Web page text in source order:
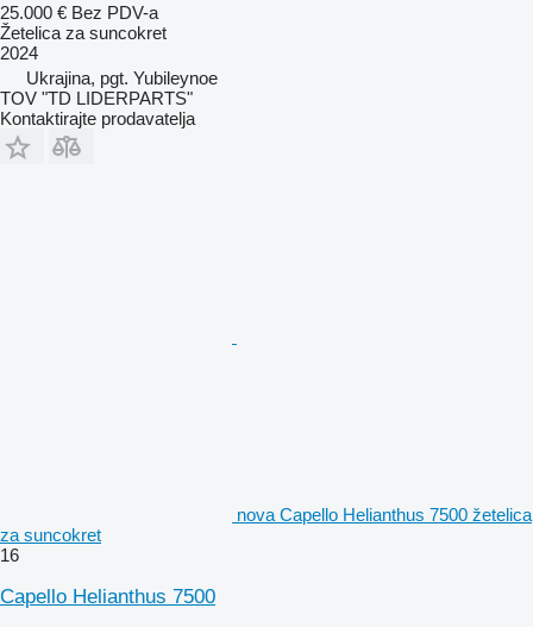
25.000 € Bez PDV-a
Žetelica za suncokret
2024
Ukrajina, pgt. Yubileynoe
TOV "TD LIDERPARTS"
Kontaktirajte prodavatelja
nova Capello Helianthus 7500 žetelica
za suncokret
16
Capello Helianthus 7500